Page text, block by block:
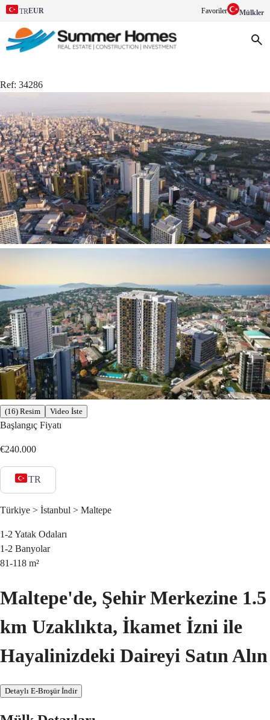
TREUR Favoriler Mülkler
Ref: 34286
(16) Resim Video İste
Başlangıç Fiyatı
€240.000
TR
Türkiye > İstanbul > Maltepe
1-2 Yatak Odaları
1-2 Banyolar
81-118 m²
Maltepe'de, Şehir Merkezine 1.5
km Uzaklıkta, İkamet İzni ile
Hayalinizdeki Daireyi Satın Alın
Detaylı E-Broşür İndir